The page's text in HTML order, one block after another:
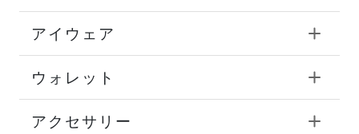
アイウェア
ウォレット
アクセサリー